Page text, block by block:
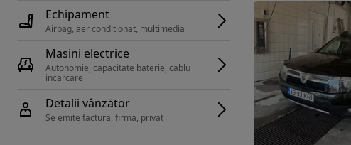
Echipament
Airbag, aer conditionat, multimedia
Masini electrice
Autonomie, capacitate baterie, cablu
Detalii vânzător
Se emite factura, firma, privat